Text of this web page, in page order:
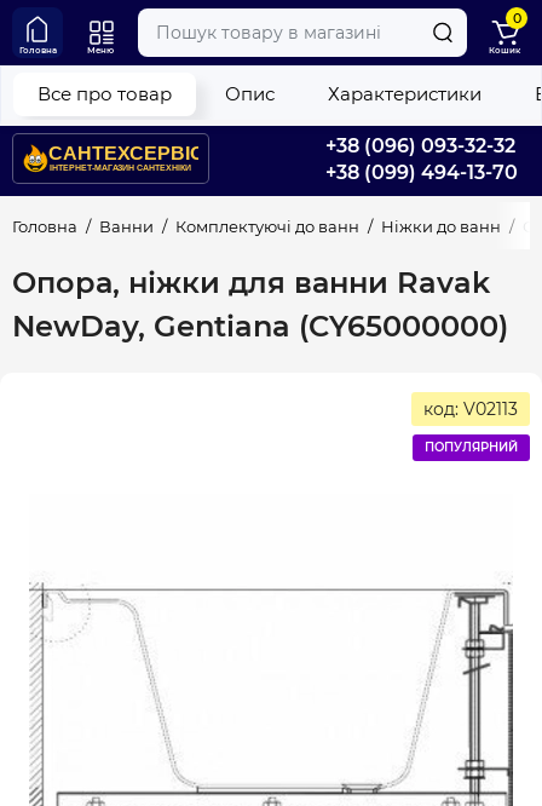
+38 (096) 093-32-32
+38 (099) 494-13-70
Головна Меню
0
Кошик
Головна Ванни Комплектуючі до ванн Ніжки до ванн
Опора, ніжки для ванни Ravak
NewDay, Gentiana (CY65000000)
Все про товар Опис Характеристики
код: V02113
ПОПУЛЯРНИЙ